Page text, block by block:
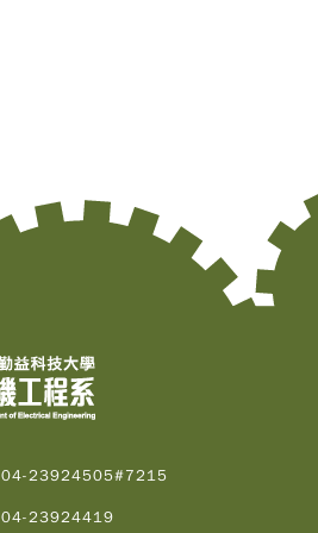
04-23924505#7215
04-23924419